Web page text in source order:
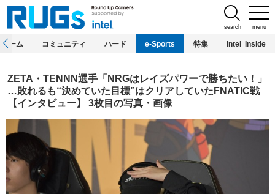
menu
search
ホーム コミュニティ ハード e-Sports 特集 Intel Inside
ZETA・TENNN選手「NRGはレイズパワーで勝ちたい！」
…敗れるも“決めていた目標”はクリアしていたFNATIC戦
【インタビュー】 3枚目の写真・画像